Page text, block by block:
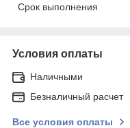
Срок выполнения
Условия оплаты
Наличными
Безналичный расчет
Все условия оплаты